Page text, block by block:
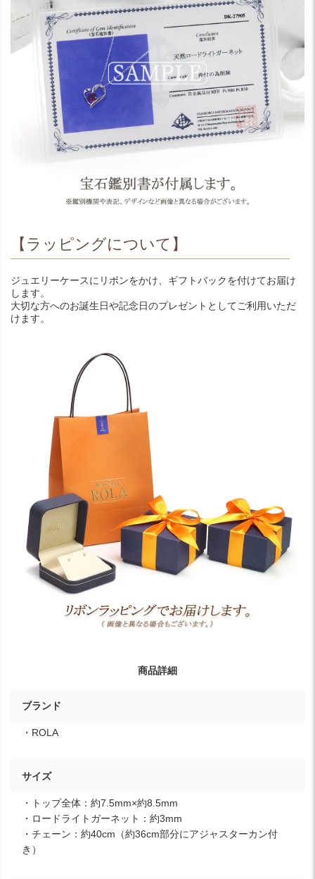
【ラッピングについて】
ジュエリーケースにリボンをかけ、ギフトバックを付けてお届け
します。
大切な方へのお誕生日や記念日のプレゼントとしてご利用いただ
けます。
商品詳細
ブランド
・ROLA
サイズ
・トップ全体：約7.5mm×約8.5mm
・ロードライトガーネット：約3mm
・チェーン：約40cm（約36cm部分にアジャスターカン付
き）